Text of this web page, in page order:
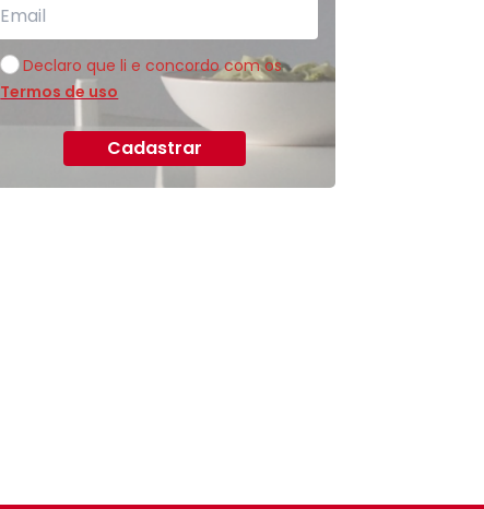
Declaro que li e concordo com os
Termos de uso
Cadastrar